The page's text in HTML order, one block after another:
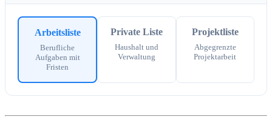
Arbeitsliste
Berufliche
Aufgaben mit
Fristen
Private Liste
Haushalt und
Verwaltung
Projektliste
Abgegrenzte
Projektarbeit